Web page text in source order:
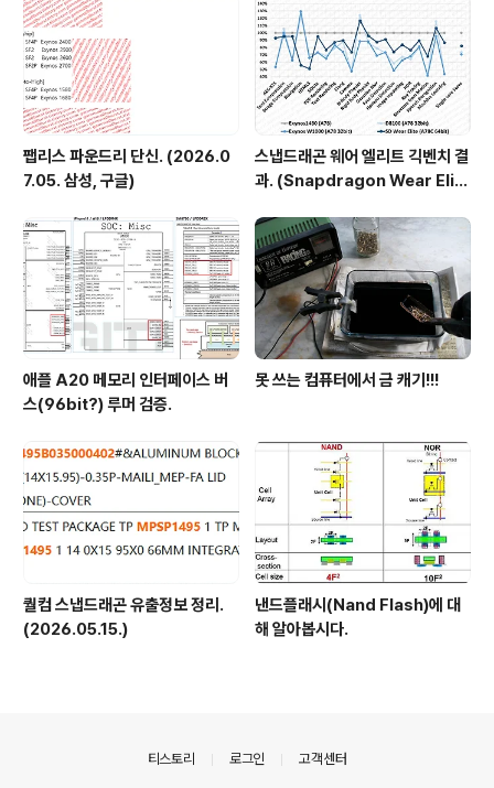
팹리스 파운드리 단신. (2026.0
7.05. 삼성, 구글)
스냅드래곤 웨어 엘리트 긱벤치 결
과. (Snapdragon Wear Elit
애플 A20 메모리 인터페이스 버
스(96bit?) 루머 검증.
못 쓰는 컴퓨터에서 금 캐기!!!
퀄컴 스냅드래곤 유출정보 정리.
(2026.05.15.)
낸드플래시(Nand Flash)에 대
해 알아봅시다.
티스토리 로그인 고객센터